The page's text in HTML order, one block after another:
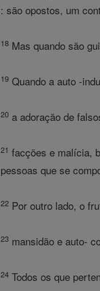
: são opostos, um
18 Mas quando são
19 Quando a auto -
20 a adoração de
21 facções e malícia,
pessoas que se
22 Por outro lado, o
23 mansidão e auto-
24 Todos os que